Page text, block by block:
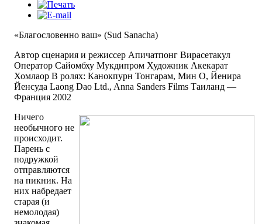
«Благословенно ваш» (Sud Sanacha)
Автор сценария и режиссер Апичатпонг Вирасетакул
Оператор Сайомбху Мукдипром Художник Акекарат
Хомлаор В ролях: Канокпурн Тонгарам, Мин О, Йенира
Йенсуда Laong Dao Ltd., Anna Sanders Films Таиланд —
Франция 2002
Ничего
необычного не
происходит.
Парень с
подружкой
отправляются
на пикник. На
них набредает
старая (и
немолодая)